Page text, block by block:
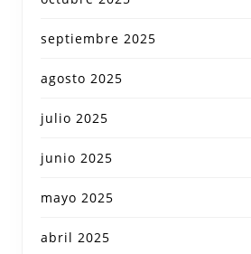
septiembre 2025
agosto 2025
julio 2025
junio 2025
mayo 2025
abril 2025